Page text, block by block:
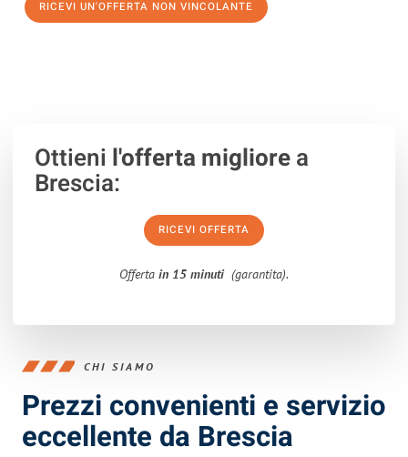
RICEVI UN'OFFERTA NON VINCOLANTE
Ottieni l'offerta migliorea
Brescia:
RICEVI OFFERTA
Offerta in 15 minuti (garantita).
CHI SIAMO
Prezzi convenienti e servizio
eccellente da Brescia